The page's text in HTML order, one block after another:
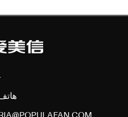
هاتف: +86-